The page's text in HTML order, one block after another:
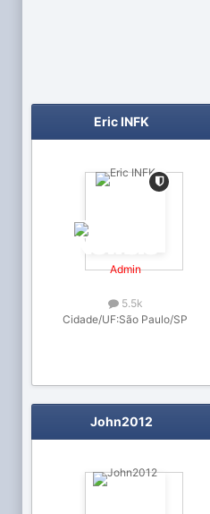
Eric INFK
Admin
5.5k
Cidade/UF:São Paulo/SP
John2012